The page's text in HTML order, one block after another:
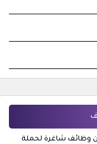
وظائف شاغرة لحملة